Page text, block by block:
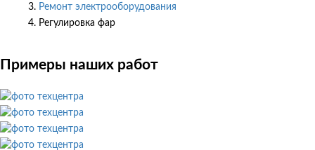
Ремонт электрооборудования
Регулировка фар
Примеры наших работ